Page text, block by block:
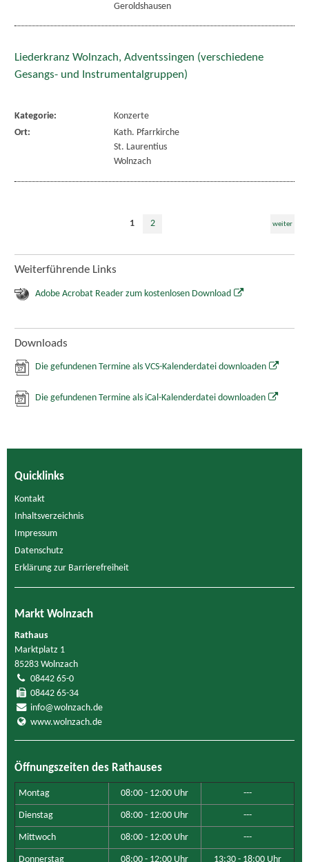
Geroldshausen
Liederkranz Wolnzach, Adventssingen (verschiedene
Gesangs- und Instrumentalgruppen)
Kategorie:
Konzerte
Ort:
Kath. Pfarrkirche
St. Laurentius
Wolnzach
1 2 weiter
Weiterführende Links
Adobe Acrobat Reader zum kostenlosen Download
Downloads
Die gefundenen Termine als VCS-Kalenderdatei downloaden
Die gefundenen Termine als iCal-Kalenderdatei downloaden
Quicklinks
Kontakt
Inhaltsverzeichnis
Impressum
Datenschutz
Erklärung zur Barrierefreiheit
Markt Wolnzach
Rathaus
Marktplatz 1
85283 Wolnzach
08442 65-0
08442 65-34
info@wolnzach.de
www.wolnzach.de
Öffnungszeiten des Rathauses
Montag 08:00 - 12:00 Uhr ---
Dienstag 08:00 - 12:00 Uhr ---
Mittwoch 08:00 - 12:00 Uhr ---
Donnerstag 08:00 - 12:00 Uhr 13:30 - 18:00 Uhr